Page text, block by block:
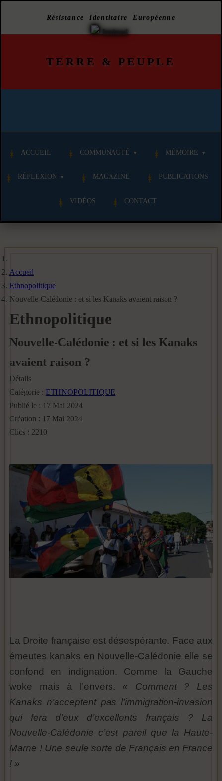
Résistance Identitaire Européenne
TERRE & PEUPLE
ACCUEIL COMMUNAUTÉ MÉMOIRE
RÉFLEXION MAGAZINE PUBLICATIONS
VIDÉOS CONTACT
Accueil
Ethnopolitique
Nouvelle-Calédonie : et si les Kanaks avaient raison ?
Ethnopolitique
Nouvelle-Calédonie : et si les Kanaks
avaient raison ?
Détails
Catégorie : ETHNOPOLITIQUE
Publié le : 17 Mai 2024
Création : 17 Mai 2024
Clics : 2210
La Droite française est désespérante. Face aux
émeutes kanaks en Nouvelle-Calédonie elle se
confond en indignation. Comme la Gauche
woke mais à l’envers. « Comment ? Les
Kanaks n’acceptent pas l’immigration-invasion
qui fera d’eux d’excellents français ? La
Nouvelle-Calédonie c’est pareil que la Haute-
Marne ! Une seule sorte de Français en France
! »